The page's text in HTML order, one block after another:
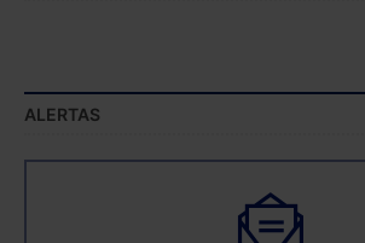
ALERTAS